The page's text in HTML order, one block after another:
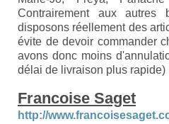
Contrairement aux autres
disposons réellement des
évite de devoir commander
avons donc moins
délai de livraison plus rapide)
Francoise Saget
http://